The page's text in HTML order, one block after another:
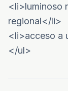
<li>luminoso
regional</li>
<li>acceso a
</ul>